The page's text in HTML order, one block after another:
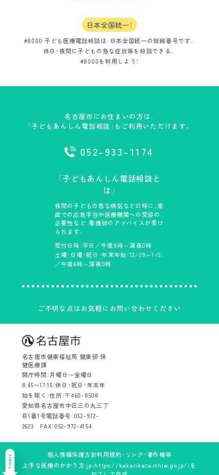
日本全国統一！
#8000 子ども医療電話相談は、 日本全国統一の短縮番号です。
休日・夜間に子どもの急な症状等を相談できる。
#8000を利用しよう！
名古屋市にお住まいの方は、
「子どもあんしん電話相談」もご利用いただけます。
052-933-1174
「子どもあんしん電話相談と
は」
夜間の子どもの急な病気などの時に、家
庭での応急手当や医療機関への受診の
必要性など、看護師のアドバイスが受け
られます。
受付日時：平日／午後8時～深夜0時
土曜・日曜・祝日・年末年始（12/29～1/3）
／午後6時～深夜0時
ご不明な点はお気軽にお問い合わせください
名古屋市健康福祉局 健康部 保
健医療課
開庁時間：月曜日〜金曜日
8:45〜17:15（休日・祝日・年末年
始を除く）住所：〒460-8508
愛知県名古屋市中区三の丸三丁
目1番1号電話番号：052-972-
2623 FAX：052-972-4154
個人情報保護方針利用規約・リンク・著作権等
上手な医療のかかり方.jp（https://kakarikata.mhlw.go.jp/）を